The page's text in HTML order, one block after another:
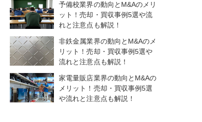
予備校業界の動向とM&Aのメリ
ット！売却・買収事例5選や流
れと注意点も解説！
非鉄金属業界の動向とM&Aのメ
リット！売却・買収事例5選や
流れと注意点も解説！
家電量販店業界の動向とM&Aの
メリット！売却・買収事例5選
や流れと注意点も解説！